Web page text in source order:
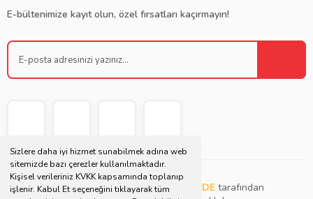
Sizlere daha iyi hizmet sunabilmek adına web
sitemizde bazı çerezler kullanılmaktadır.
Kişisel verileriniz KVKK kapsamında toplanıp
işlenir. Kabul Et seçeneğini tıklayarak tüm
E-bültenimize kayıt olun, özel fırsatları kaçırmayın!
Copyright © 2021 | Bu websitesiMüjdat DEDE tarafından